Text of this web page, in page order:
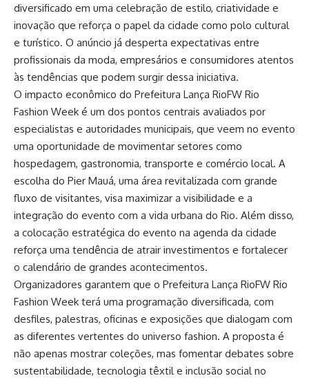
diversificado em uma celebração de estilo, criatividade e
inovação que reforça o papel da cidade como polo cultural
e turístico. O anúncio já desperta expectativas entre
profissionais da moda, empresários e consumidores atentos
às tendências que podem surgir dessa iniciativa.
O impacto econômico do Prefeitura Lança RioFW Rio
Fashion Week é um dos pontos centrais avaliados por
especialistas e autoridades municipais, que veem no evento
uma oportunidade de movimentar setores como
hospedagem, gastronomia, transporte e comércio local. A
escolha do Pier Mauá, uma área revitalizada com grande
fluxo de visitantes, visa maximizar a visibilidade e a
integração do evento com a vida urbana do Rio. Além disso,
a colocação estratégica do evento na agenda da cidade
reforça uma tendência de atrair investimentos e fortalecer
o calendário de grandes acontecimentos.
Organizadores garantem que o Prefeitura Lança RioFW Rio
Fashion Week terá uma programação diversificada, com
desfiles, palestras, oficinas e exposições que dialogam com
as diferentes vertentes do universo fashion. A proposta é
não apenas mostrar coleções, mas fomentar debates sobre
sustentabilidade, tecnologia têxtil e inclusão social no